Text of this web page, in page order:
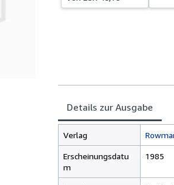
Details zur Ausgabe
Verlag
Erscheinungsdatu
m
1985